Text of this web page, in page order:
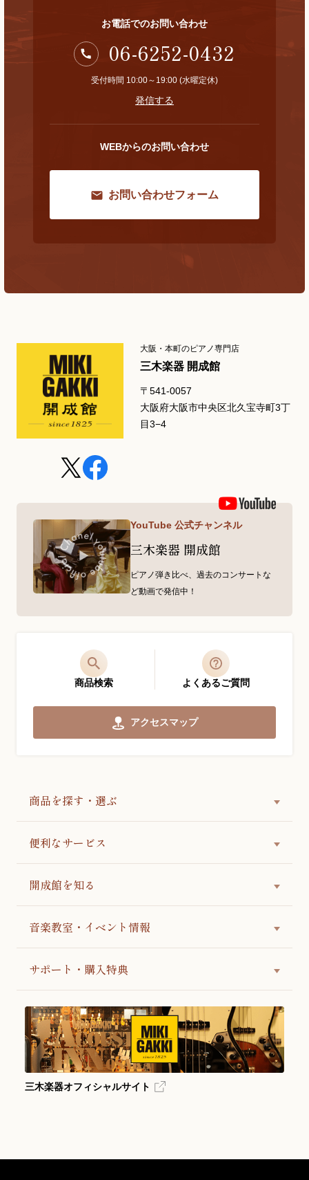
お電話でのお問い合わせ
06-6252-0432
受付時間 10:00～19:00 (水曜定休)
発信する
WEBからのお問い合わせ
お問い合わせフォーム
大阪・本町のピアノ専門店
三木楽器 開成館
〒541-0057
大阪府大阪市中央区北久宝寺町3丁
目3−4
YouTube 公式チャンネル
三木楽器 開成館
ピアノ弾き比べ、過去のコンサートな
ど動画で発信中！
商品検索 よくあるご質問
アクセスマップ
商品を探す・選ぶ
便利なサービス
開成館を知る
音楽教室・イベント情報
サポート・購入特典
三木楽器オフィシャルサイト